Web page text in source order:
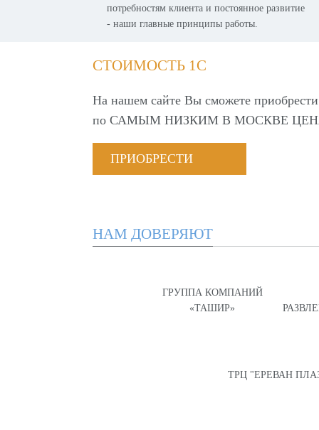
потребностям клиента и постоянное развитие
- наши главные принципы работы.
СТОИМОСТЬ 1С
На нашем сайте Вы сможете
по САМЫМ НИЗКИМ В МОСКВЕ
ПРИОБРЕСТИ
НАМ ДОВЕРЯЮТ
ГРУППА КОМПАНИЙ
«ТАШИР»
ТРЦ "ЕРЕВАН